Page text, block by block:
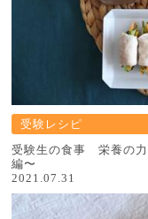
受験レシピ
受験生の食事 栄養の
編〜
2021.07.31